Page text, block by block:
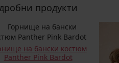
продукти
на бански костюм
Panther Pink Bardot